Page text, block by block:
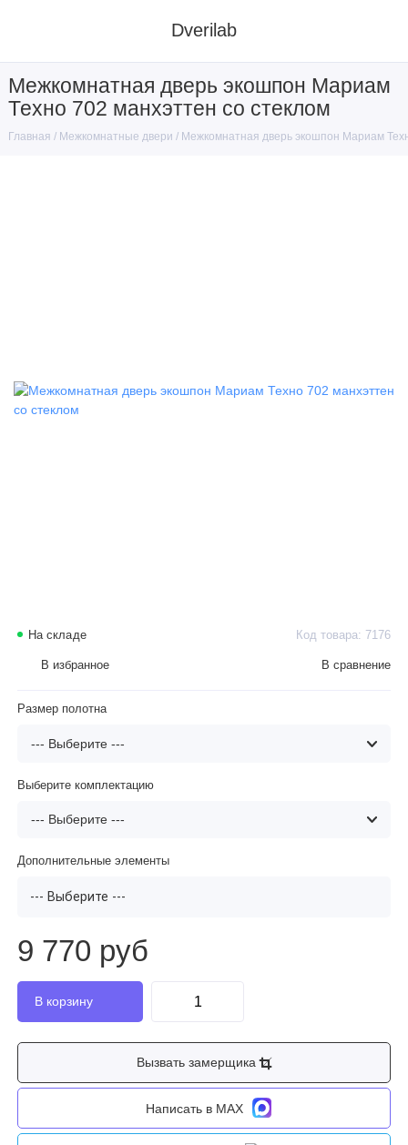
Dverilab
Межкомнатная дверь экошпон Мариам
Техно 702 манхэттен со стеклом
Главная Межкомнатные двери Межкомнатная дверь экошпон Мариам
На складе Код товара: 7176
В избранное В сравнение
Размер полотна
Выберите комплектацию
Дополнительные элементы
--- Выберите ---
9 770 руб
Вызвать замерщика
Написать в MAX